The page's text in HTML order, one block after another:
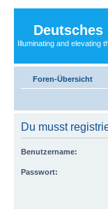
Deutsches
Illuminating and elevating
Foren-Übersicht
Du musst
Benutzername:
Passwort: